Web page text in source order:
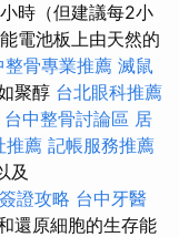
時（但建議每2小
電池板上由天然的
整骨專業推薦 滅鼠
聚醇 台北眼科推薦
台中整骨討論區 居
推薦 記帳服務推薦
及
證攻略 台中牙醫
還原細胞的生存能